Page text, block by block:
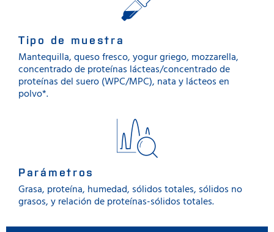
Tipo de muestra
Mantequilla, queso fresco, yogur griego, mozzarella,
concentrado de proteínas lácteas/concentrado de
proteínas del suero (WPC/MPC), nata y lácteos en
polvo*.
Parámetros
Grasa, proteína, humedad, sólidos totales, sólidos no
grasos, y relación de proteínas-sólidos totales.